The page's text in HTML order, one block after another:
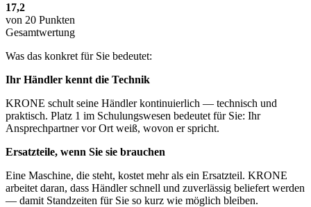
17,2
von 20 Punkten
Gesamtwertung
Was das konkret für Sie bedeutet:
Ihr Händler kennt die Technik
KRONE schult seine Händler kontinuierlich — technisch und
praktisch. Platz 1 im Schulungswesen bedeutet für Sie: Ihr
Ansprechpartner vor Ort weiß, wovon er spricht.
Ersatzteile, wenn Sie sie brauchen
Eine Maschine, die steht, kostet mehr als ein Ersatzteil. KRONE
arbeitet daran, dass Händler schnell und zuverlässig beliefert werden
— damit Standzeiten für Sie so kurz wie möglich bleiben.